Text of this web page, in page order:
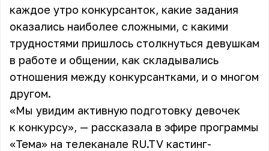
каждое утро конкурсанток, какие задания
оказались наиболее сложными, с какими
трудностями пришлось столкнуться девушкам
в работе и общении, как складывались
отношения между конкурсантками, и о многом
другом.
«Мы увидим активную подготовку девочек
к конкурсу», — рассказала в эфире программы
«Тема» на телеканале RU.TV кастинг-